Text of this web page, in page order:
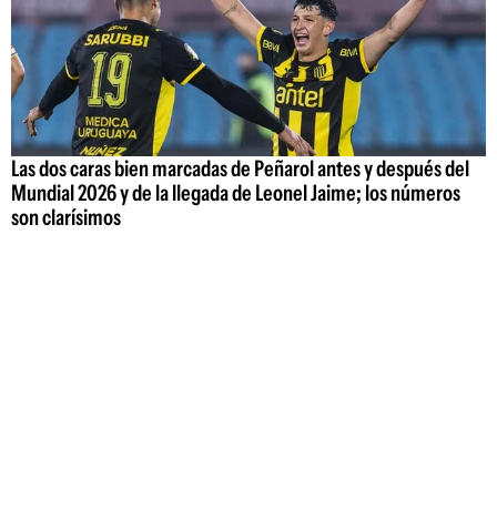
Las dos caras bien marcadas de Peñarol antes y después del
Mundial 2026 y de la llegada de Leonel Jaime; los números
son clarísimos